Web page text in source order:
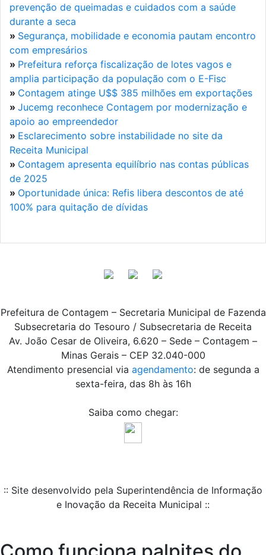
prevenção de queimadas e cuidados com a saúde
durante a seca
» Segurança, mobilidade e economia pautam encontro
com empresários
» Prefeitura reforça fiscalização de lotes vagos e
amplia participação da população com o E-Fisc
» Contagem atinge U$$ 385 milhões em exportações
» Jucemg reconhece Contagem por modernização e
apoio ao empreendedor
» Esclarecimento sobre instabilidade no site da
Receita Municipal
» Contagem apresenta equilíbrio nas contas públicas
de 2025
» Oportunidade única: Refis libera descontos de até
100% para quitação de dívidas
Prefeitura de Contagem – Secretaria Municipal de Fazenda
Subsecretaria do Tesouro / Subsecretaria de Receita
Av. João Cesar de Oliveira, 6.620 – Sede – Contagem –
Minas Gerais – CEP 32.040-000
Atendimento presencial via agendamento: de segunda a
sexta-feira, das 8h às 16h
Saiba como chegar:
:: Site desenvolvido pela Superintendência de Informação
e Inovação da Receita Municipal ::